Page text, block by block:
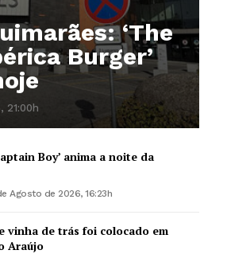
‘The
Burger’
21:00h
Boy’ anima a noite da
Agosto de 2026, 16:23h
vinha de trás foi colocado em
Araújo